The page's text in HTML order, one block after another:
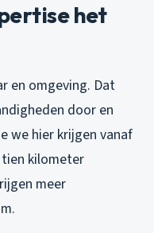
het
en omgeving. Dat
door en
we hier krijgen vanaf
tien kilometer
meer